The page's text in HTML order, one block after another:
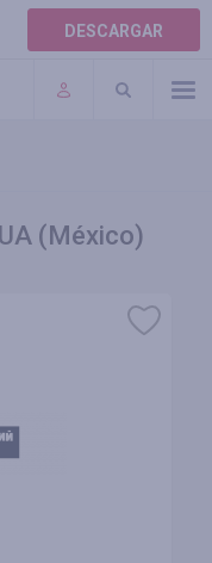
DESCARGAR
(México)